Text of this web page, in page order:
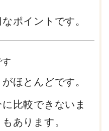
ポイントです。
ほとんどです。
比較できないま
あります。